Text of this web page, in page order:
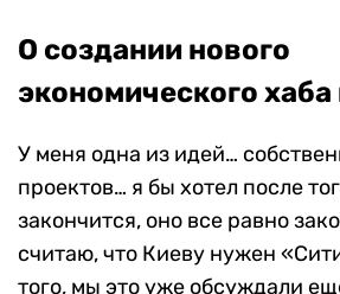
О создании нового
экономического
У меня одна из идей…
проектов… я бы хотел после
закончится, оно все равно
считаю, что Киеву нужен
того, мы это уже обсуждали